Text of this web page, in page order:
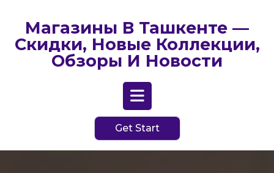
содержимому
Магазины В Ташкенте —
Скидки, Новые Коллекции,
Обзоры И Новости
Кнопка
Открыть
Get Start